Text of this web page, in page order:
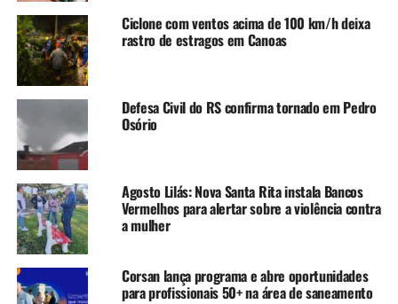
A SEGUIR UP
CEIA Dirneide Goulart é invadido e depredado pela segunda
vez durante as férias em Canoas
NÃO SE ESQUEÇA
Material escolar tem variação de até 800% nos preços,
aponta pesquisa do Procon Canoas
Ciclone com ventos acima de 100 km/h deixa
rastro de estragos em Canoas
Defesa Civil do RS confirma tornado em Pedro
Osório
Agosto Lilás: Nova Santa Rita instala Bancos
Vermelhos para alertar sobre a violência contra
a mulher
Corsan lança programa e abre oportunidades
para profissionais 50+ na área de saneamento